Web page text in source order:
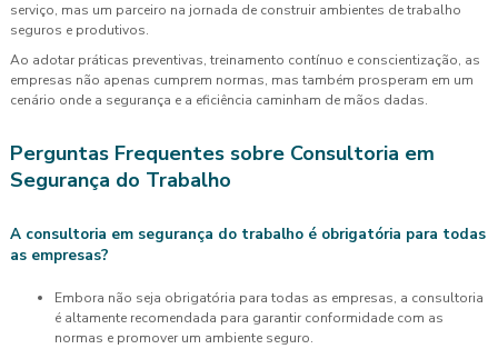
serviço, mas um parceiro na jornada de construir ambientes de trabalho
seguros e produtivos.
Ao adotar práticas preventivas, treinamento contínuo e conscientização, as
empresas não apenas cumprem normas, mas também prosperam em um
cenário onde a segurança e a eficiência caminham de mãos dadas.
Perguntas Frequentes sobre Consultoria em
Segurança do Trabalho
A consultoria em segurança do trabalho é obrigatória para todas
as empresas?
Embora não seja obrigatória para todas as empresas, a consultoria
é altamente recomendada para garantir conformidade com as
normas e promover um ambiente seguro.